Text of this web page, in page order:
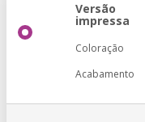
Versão
impressa
Coloração
Acabamento